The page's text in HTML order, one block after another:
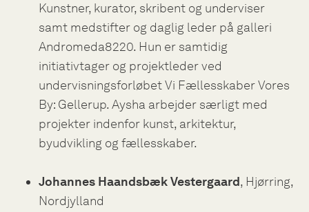
Kunstner, kurator, skribent og underviser
samt medstifter og daglig leder på galleri
Andromeda8220. Hun er samtidig
initiativtager og projektleder ved
undervisningsforløbet Vi Fællesskaber Vores
By: Gellerup. Aysha arbejder særligt med
projekter indenfor kunst, arkitektur,
byudvikling og fællesskaber.
Johannes Haandsbæk Vestergaard, Hjørring,
Nordjylland